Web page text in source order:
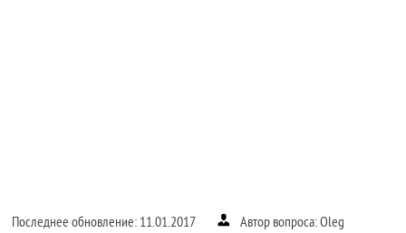
Последнее обновление: 11.01.2017
Автор вопроса: Oleg